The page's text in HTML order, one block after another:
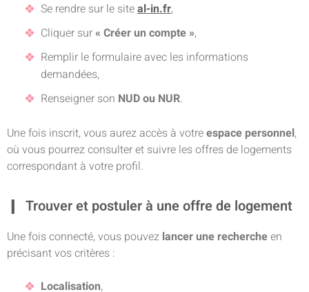
Se rendre sur le siteal-in.fr,
Cliquer sur« Créer un compte »,
Remplir le formulaire avec les informations
demandées,
Renseigner son NUD ou NUR.
Une fois inscrit, vous aurez accès à votreespace personnel,
où vous pourrez consulter et suivre les offres de logements
correspondant à votre profil.
Trouver et postuler à une offre de logement
Une fois connecté, vous pouvez lancer une rechercheen
précisant vos critères :
Localisation,